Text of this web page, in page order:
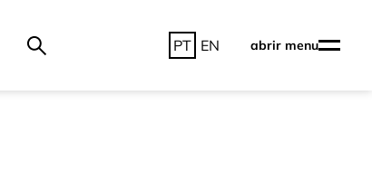
PT EN abrir menu